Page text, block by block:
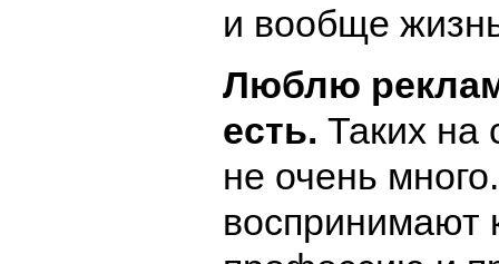
и вообще
Люблю
есть. Таких на
не очень
воспринимают